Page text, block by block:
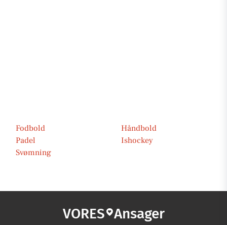
Fodbold
Håndbold
Padel
Ishockey
Svømning
VORES Ansager